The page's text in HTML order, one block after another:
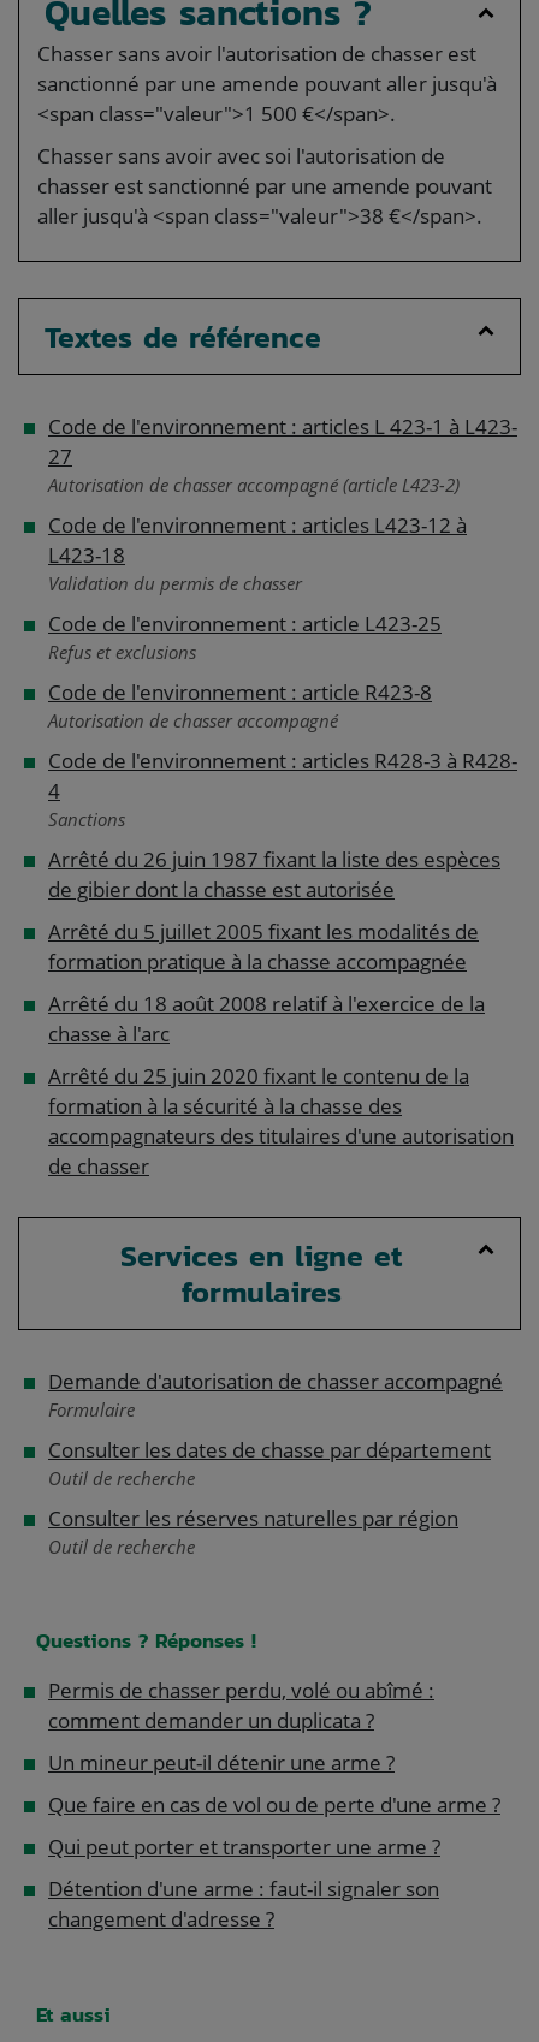
Quelles sanctions ?
Chasser sans avoir l'autorisation de chasser est
sanctionné par une amende pouvant aller jusqu'à
<span class="valeur">1 500 €</span>.
Chasser sans avoir avec soi l'autorisation de
chasser est sanctionné par une amende pouvant
aller jusqu'à <span class="valeur">38 €</span>.
Textes de référence
Code de l'environnement : articles L 423-1 à L423-
27
Autorisation de chasser accompagné (article L423-2)
Code de l'environnement : articles L423-12 à
L423-18
Validation du permis de chasser
Code de l'environnement : article L423-25
Refus et exclusions
Code de l'environnement : article R423-8
Autorisation de chasser accompagné
Code de l'environnement : articles R428-3 à R428-
4
Sanctions
Arrêté du 26 juin 1987 fixant la liste des espèces
de gibier dont la chasse est autorisée
Arrêté du 5 juillet 2005 fixant les modalités de
formation pratique à la chasse accompagnée
Arrêté du 18 août 2008 relatif à l'exercice de la
chasse à l'arc
Arrêté du 25 juin 2020 fixant le contenu de la
formation à la sécurité à la chasse des
accompagnateurs des titulaires d'une autorisation
de chasser
Services en ligne et
formulaires
Demande d'autorisation de chasser accompagné
Formulaire
Consulter les dates de chasse par département
Outil de recherche
Consulter les réserves naturelles par région
Outil de recherche
Questions ? Réponses !
Permis de chasser perdu, volé ou abîmé :
comment demander un duplicata ?
Un mineur peut-il détenir une arme ?
Que faire en cas de vol ou de perte d'une arme ?
Qui peut porter et transporter une arme ?
Détention d'une arme : faut-il signaler son
changement d'adresse ?
Et aussi